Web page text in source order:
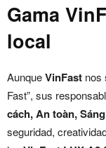
Gama
local
AunqueVinFast nos
Fast”, sus
cách, An toàn,
seguridad,